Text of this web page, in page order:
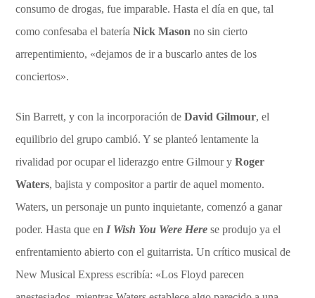
consumo de drogas, fue imparable. Hasta el día en que, tal
como confesaba el bateríaNick Mason no sin cierto
arrepentimiento, «dejamos de ir a buscarlo antes de los
conciertos».
Sin Barrett, y con la incorporación deDavid Gilmour, el
equilibrio del grupo cambió. Y se planteó lentamente la
rivalidad por ocupar el liderazgo entre Gilmour yRoger
Waters, bajista y compositor a partir de aquel momento.
Waters, un personaje un punto inquietante, comenzó a ganar
poder. Hasta que enI Wish You Were Here se produjo ya el
enfrentamiento abierto con el guitarrista. Un crítico musical de
New Musical Express escribía: «Los Floyd parecen